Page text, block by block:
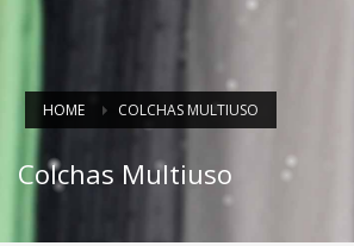
HOME COLCHAS MULTIUSO
Colchas Multiuso